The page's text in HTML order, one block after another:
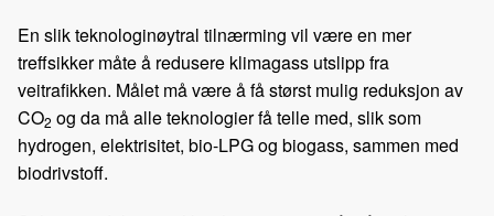
En slik teknologinøytral tilnærming vil være en mer
treffsikker måte å redusere klimagass utslipp fra
veitrafikken. Målet må være å få størst mulig reduksjon av
CO2 og da må alle teknologier få telle med, slik som
hydrogen, elektrisitet, bio-LPG og biogass, sammen med
biodrivstoff.